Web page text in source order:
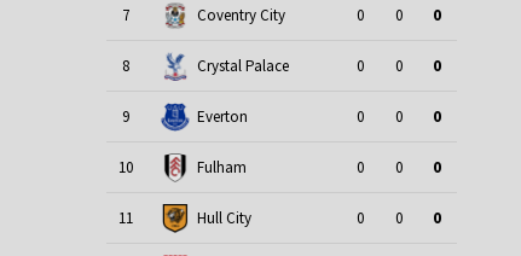
7 Coventry City 0 0 0
8 Crystal Palace 0 0 0
9 Everton 0 0 0
10 Fulham 0 0 0
11 Hull City 0 0 0